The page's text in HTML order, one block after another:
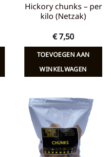
Hickory chunks – per
kilo (Netzak)
€7,50
TOEVOEGEN AAN
WINKELWAGEN
Toevoegen
aan
verlanglijst